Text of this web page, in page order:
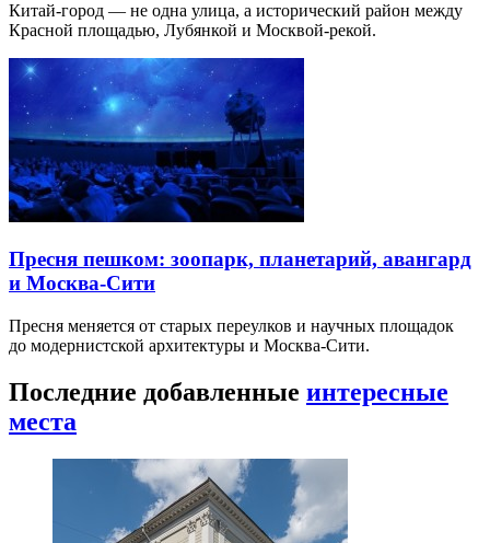
Китай-город — не одна улица, а исторический район между
Красной площадью, Лубянкой и Москвой-рекой.
Пресня пешком: зоопарк, планетарий, авангард
и Москва-Сити
Пресня меняется от старых переулков и научных площадок
до модернистской архитектуры и Москва-Сити.
Последние добавленные интересные
места